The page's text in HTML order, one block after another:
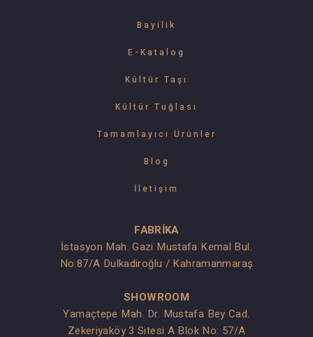
Bayilik
E-Katalog
Kültür Taşı
Kültür Tuğlası
Tamamlayıcı Ürünler
Blog
İletişim
FABRİKA
İstasyon Mah. Gazi Mustafa Kemal Bul.
No:87/A Dulkadiroğlu / Kahramanmaraş
SHOWROOM
Yamaçtepe Mah. Dr. Mustafa Bey Cad.
Zekeriyaköy 3 Sitesi A Blok No: 57/A